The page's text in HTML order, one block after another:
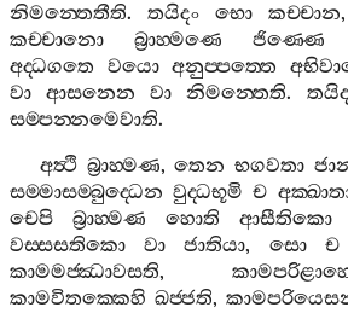
නිමන‍්තෙතීති. තයිදං භො කච‍්චාන
කච‍්චානො
බ්‍රාහ‍්මණෙ ජිණ‍්ණෙ
අද‍්ධගතෙ
වයො අනුප‍්පත‍්තෙ
වා
ආසනෙන වා නිමන‍්තෙති.
සම‍්පන‍්නමෙවාති.
අත්‍ථි බ්‍රාහ‍්මණ,තෙන භගවතා
සම‍්මාසම‍්බුද‍්ධෙන වුද‍්ධභූමි ච
චෙපි
බ්‍රාහ‍්මණ හොති ආසීතිකො
වස‍්සසතිකො
වා ජාතියා, සො ච
කාමමජ‍්ඣාවසති,
කාමවිතක‍්කෙහි ඛජ‍්ජති,